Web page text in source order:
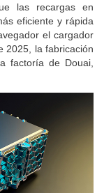
las recargas en
eficiente y rápida
el cargador
2025, la fabricación
factoría de Douai,